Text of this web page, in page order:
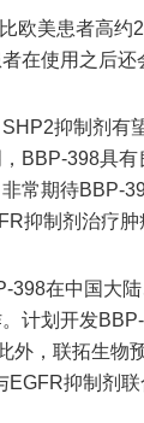
欧美患者高约
在使用之后还
抑制剂有
BBP-398具
常期待BBP-
抑制剂治疗肿
398在中国大
计划开发
外，联拓生物
抑制剂联